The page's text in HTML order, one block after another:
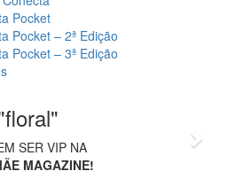
Pocket
Pocket – 2ª Edição
Pocket – 3ª Edição
Next
SER VIP NA
MAGAZINE!